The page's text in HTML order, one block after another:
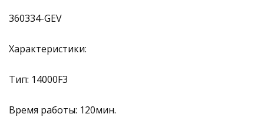
360334-GEV
Характеристики:
Тип: 14000F3
Время работы: 120мин.